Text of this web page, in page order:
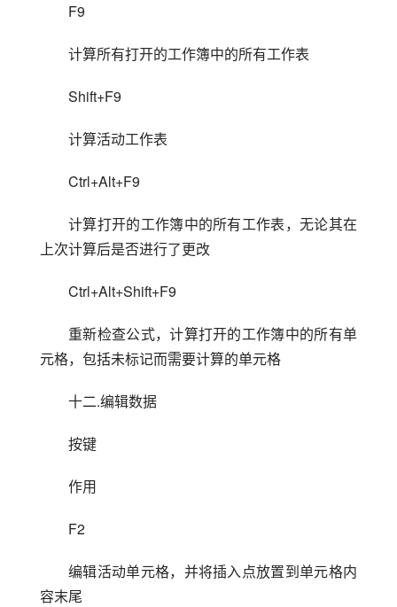
F9
计算所有打开的工作簿中的所有工作表
Shift+F9
计算活动工作表
Ctrl+Alt+F9
计算打开的工作簿中的所有工作表，无论其在
上次计算后是否进行了更改
Ctrl+Alt+Shift+F9
重新检查公式，计算打开的工作簿中的所有单
元格，包括未标记而需要计算的单元格
十二.编辑数据
按键
作用
F2
编辑活动单元格，并将插入点放置到单元格内
容末尾